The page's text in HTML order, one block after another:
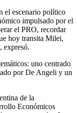
el escenario político
impulsado por el
el PRO, recordar
hoy transita Milei,
expresó.
uno centrado
por De Angeli y un
de la
Económicos